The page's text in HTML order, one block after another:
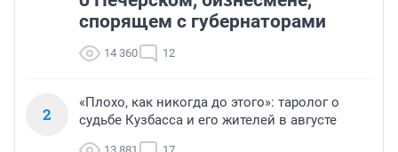
спорящем с губернаторами
14 360 12
2
«Плохо, как никогда до этого»: таролог о
судьбе Кузбасса и его жителей в августе